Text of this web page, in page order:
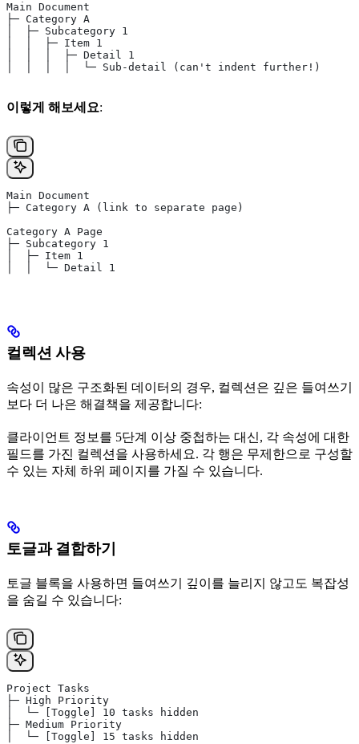
Main Document
├─ Category A
│  ├─ Subcategory 1
│  │  ├─ Item 1
│  │  │  ├─ Detail 1
│  │  │  │  └─ Sub-detail (can't indent further!)
이렇게 해보세요:
Main Document
├─ Category A (link to separate page)
Category A Page
├─ Subcategory 1
│  ├─ Item 1
│  │  └─ Detail 1
컬렉션 사용
속성이 많은 구조화된 데이터의 경우, 컬렉션은 깊은 들여쓰기
보다 더 나은 해결책을 제공합니다:
클라이언트 정보를 5단계 이상 중첩하는 대신, 각 속성에 대한
필드를 가진 컬렉션을 사용하세요. 각 행은 무제한으로 구성할
수 있는 자체 하위 페이지를 가질 수 있습니다.
토글과 결합하기
토글 블록을 사용하면 들여쓰기 깊이를 늘리지 않고도 복잡성
을 숨길 수 있습니다:
Project Tasks
├─ High Priority
│  └─ [Toggle] 10 tasks hidden
├─ Medium Priority
│  └─ [Toggle] 15 tasks hidden